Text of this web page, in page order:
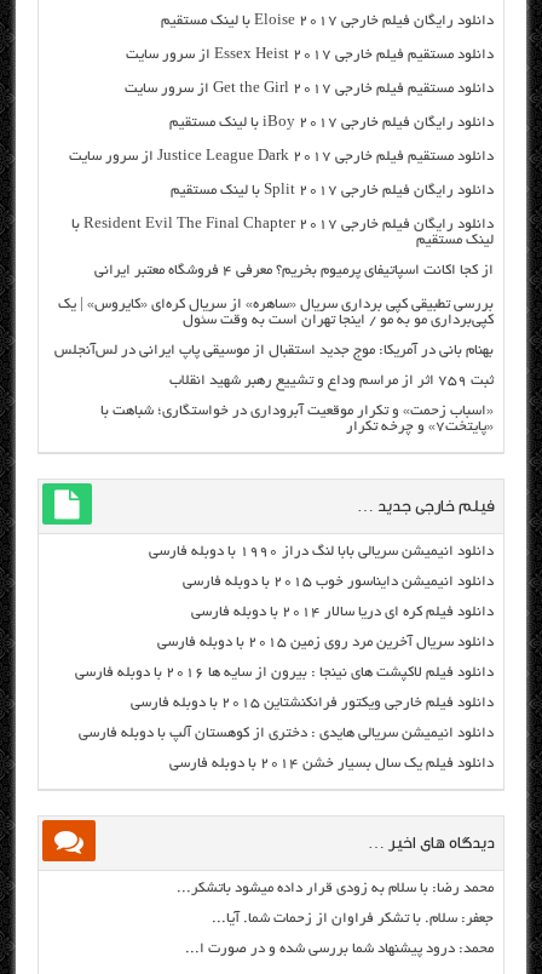
دانلود رایگان فیلم خارجی Eloise 2017 با لینک مستقیم
دانلود مستقیم فیلم خارجی Essex Heist 2017 از سرور سایت
دانلود مستقیم فیلم خارجی Get the Girl 2017 از سرور سایت
دانلود رایگان فیلم خارجی iBoy 2017 با لینک مستقیم
دانلود مستقیم فیلم خارجی Justice League Dark 2017 از سرور سایت
دانلود رایگان فیلم خارجی Split 2017 با لینک مستقیم
دانلود رایگان فیلم خارجی Resident Evil The Final Chapter 2017 با
لینک مستقیم
از کجا اکانت اسپاتیفای پرمیوم بخریم؟ معرفی ۴ فروشگاه معتبر ایرانی
بررسی تطبیقی کپی برداری سریال «ساهره» از سریال کره‌ای «کایروس» | یک
کپی‌برداری مو به مو / اینجا تهران است به وقت سئول
بهنام بانی در آمریکا: موج جدید استقبال از موسیقی پاپ ایرانی در لس‌آنجلس
ثبت ۷۵۹ اثر از مراسم وداع و تشییع رهبر شهید انقلاب
«اسباب زحمت» و تکرار موقعیت آبروداری در خواستگاری؛ شباهت با
«پایتخت۷» و چرخه تکرار
فیلم خارجی جدید …
دانلود انیمیشن سریالی بابا لنگ دراز ۱۹۹۰ با دوبله فارسی
دانلود انیمیشن دایناسور خوب ۲۰۱۵ با دوبله فارسی
دانلود فیلم کره ای دریا سالار ۲۰۱۴ با دوبله فارسی
دانلود سریال آخرین مرد روی زمین ۲۰۱۵ با دوبله فارسی
دانلود فیلم لاکپشت های نینجا : بیرون از سایه ها ۲۰۱۶ با دوبله فارسی
دانلود فیلم خارجی ویکتور فرانکنشتاین ۲۰۱۵ با دوبله فارسی
دانلود انیمیشن سریالی هایدی : دختری از کوهستان آلپ با دوبله فارسی
دانلود فیلم یک سال بسیار خشن ۲۰۱۴ با دوبله فارسی
دیدگاه های اخیر …
محمد رضا: با سلام به زودی قرار داده میشود باتشکر...
جعفر: سلام. با تشکر فراوان از زحمات شما. آیا...
محمد: درود پیشنهاد شما بررسی شده و در صورت ا...